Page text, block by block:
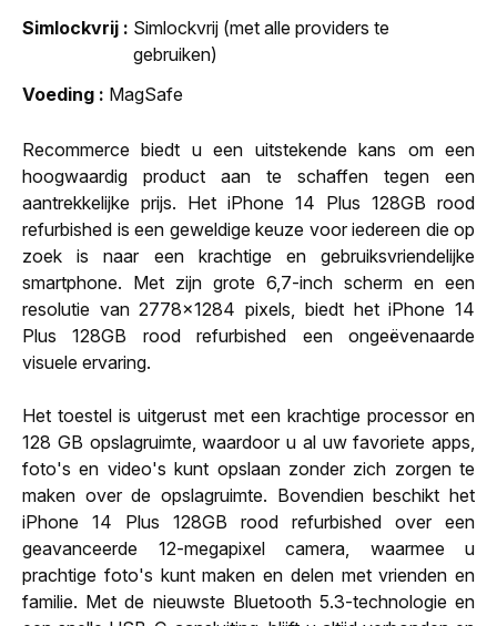
Simlockvrij
Simlockvrij (met alle providers te
gebruiken)
Voeding
MagSafe
Recommerce biedt u een uitstekende kans om een
hoogwaardig product aan te schaffen tegen een
aantrekkelijke prijs. Het iPhone 14 Plus 128GB rood
refurbished is een geweldige keuze voor iedereen die op
zoek is naar een krachtige en gebruiksvriendelijke
smartphone. Met zijn grote 6,7-inch scherm en een
resolutie van 2778x1284 pixels, biedt het iPhone 14
Plus 128GB rood refurbished een ongeëvenaarde
visuele ervaring.
Het toestel is uitgerust met een krachtige processor en
128 GB opslagruimte, waardoor u al uw favoriete apps,
foto's en video's kunt opslaan zonder zich zorgen te
maken over de opslagruimte. Bovendien beschikt het
iPhone 14 Plus 128GB rood refurbished over een
geavanceerde 12-megapixel camera, waarmee u
prachtige foto's kunt maken en delen met vrienden en
familie. Met de nieuwste Bluetooth 5.3-technologie en